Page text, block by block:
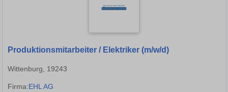
Produktionsmitarbeiter / Elektriker (m/w/d)
Wittenburg, 19243
Firma:EHL AG